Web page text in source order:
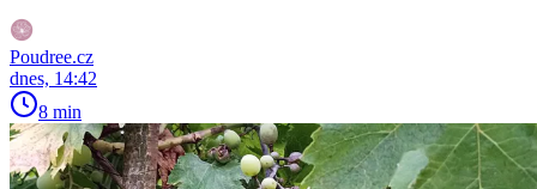
Poudree.cz
dnes, 14:42
8 min